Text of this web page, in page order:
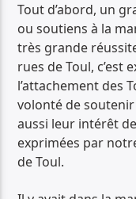
Tout d’abord, un
ou soutiens à la
très grande
rues de Toul, c’est
l’attachement des
volonté de
aussi leur intérêt
exprimées par
de Toul.